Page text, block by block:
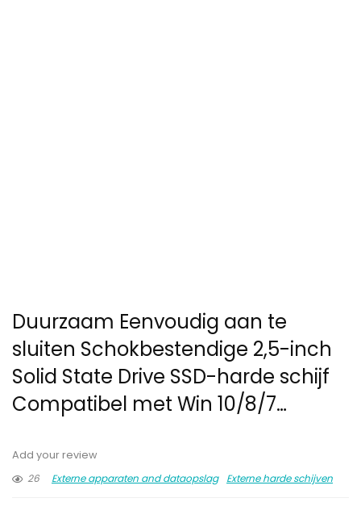
Duurzaam Eenvoudig aan te
sluiten Schokbestendige 2,5-inch
Solid State Drive SSD-harde schijf
Compatibel met Win 10/8/7…
Add your review
26
Externe apparaten and dataopslag Externe harde schijven